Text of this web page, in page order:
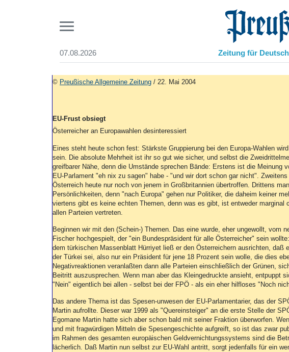
07.08.2026 Preußische
Zeitung für
Start
Abonnenten-Login
Abonnent werden
Abo Prämien
Archiv
Mediadaten
Suchen und finden
© Preußische Allgemeine Zeitung / 22. Mai 2004
EU-Frust obsiegt
Österreicher an Europawahlen desinteressiert
Eines steht heute schon fest: Stärkste Gruppierung bei den Europa-Wahlen
sein. Die absolute Mehrheit ist ihr so gut wie sicher, und selbst die
greifbarer Nähe, denn die Umstände sprechen Bände: Erstens ist die Meinung
EU-Parlament "eh nix zu sagen" habe - "und wir dort schon gar nicht".
Österreich heute nur noch von jenem in Großbritannien übertroffen. Drittens
Persönlichkeiten, denn "nach Europa" gehen nur Politiker, die daheim keiner
viertens gibt es keine echten Themen, denn was es gibt, ist entweder marginal
allen Parteien vertreten.
Beginnen wir mit den (Schein-) Themen. Das eine wurde, eher ungewollt, vom
Fischer hochgespielt, der "ein Bundespräsident für alle Österreicher" sein
dem türkischen Massenblatt Hürriyet ließ er den Österreichern ausrichten, daß
der Türkei sei, also nur ein Präsident für jene 18 Prozent sein wolle, die dies
Negativreaktionen veranlaßten dann alle Parteien einschließlich der Grünen,
Beitritt auszusprechen. Wenn man aber das Kleingedruckte ansieht, entpuppt
"Nein" eigentlich bei allen - selbst bei der FPÖ - als ein eher hilfloses "Noch
Das andere Thema ist das Spesen-unwesen der EU-Parlamentarier, das der
Martin aufrollte. Dieser war 1999 als "Quereinsteiger" an die erste Stelle der
Egomane Martin hatte sich aber schon bald mit seiner Fraktion überworfen.
und mit fragwürdigen Mitteln die Spesengeschichte aufgreift, so ist das zwar
im Rahmen des gesamten europäischen Geldvernichtungssystems sind die
lächerlich. Daß Martin nun selbst zur EU-Wahl antritt, sorgt jedenfalls für ein